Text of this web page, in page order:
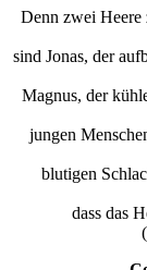
Denn zwei Heere
sind Jonas, der
Magnus, der
jungen
blutigen
dass das
(